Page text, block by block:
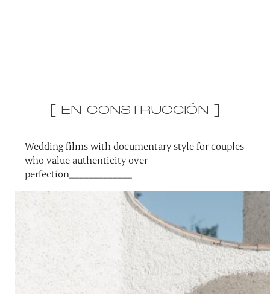
[ EN CONSTRUCCIÓN ]
Wedding films with documentary style for couples
who value authenticity over
perfection_____________